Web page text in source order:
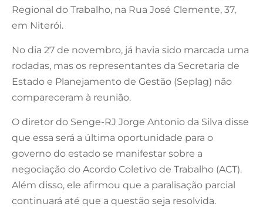
Regional do Trabalho, na Rua José Clemente, 37,
em Niterói.
No dia 27 de novembro, já havia sido marcada uma
rodadas, mas os representantes da Secretaria de
Estado e Planejamento de Gestão (Seplag) não
compareceram à reunião.
O diretor do Senge-RJ Jorge Antonio da Silva disse
que essa será a última oportunidade para o
governo do estado se manifestar sobre a
negociação do Acordo Coletivo de Trabalho (ACT).
Além disso, ele afirmou que a paralisação parcial
continuará até que a questão seja resolvida.